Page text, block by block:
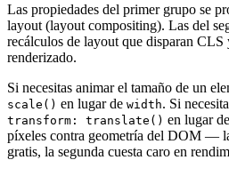
Las propiedades del primer grupo se
layout (layout compositing). Las del
recálculos de layout que disparan CLS
renderizado.
Si necesitas animar el tamaño de un
scale() en lugar de width. Si
transform: translate() en lugar de
píxeles contra geometría del DOM —
gratis, la segunda cuesta caro en